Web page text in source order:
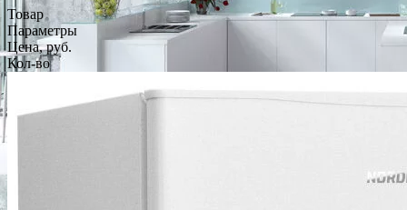
Товар
Параметры
Цена, руб.
Кол-во